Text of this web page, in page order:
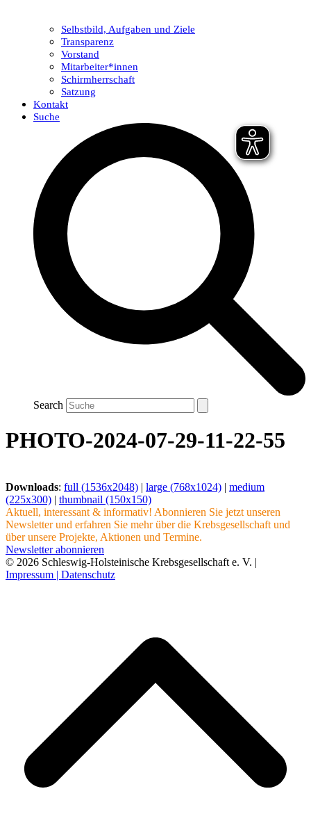
Selbstbild, Aufgaben und Ziele
Transparenz
Vorstand
Mitarbeiter*innen
Schirmherrschaft
Satzung
Kontakt
Suche
Search
PHOTO-2024-07-29-11-22-55
Downloads: full (1536x2048) | large (768x1024) | medium
(225x300) | thumbnail (150x150)
Aktuell, interessant & informativ! Abonnieren Sie jetzt unseren
Newsletter und erfahren Sie mehr über die Krebsgesellschaft und
über unsere Projekte, Aktionen und Termine.
Newsletter abonnieren
© 2026 Schleswig-Holsteinische Krebsgesellschaft e. V. |
Impressum | Datenschutz